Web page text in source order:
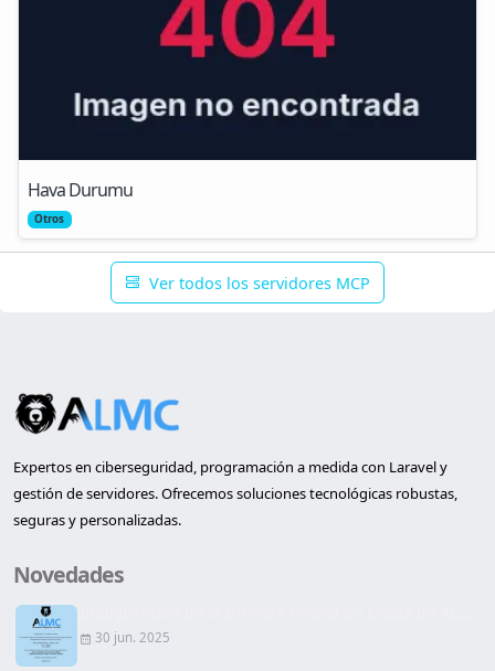
Hava Durumu
Otros
Ver todos los servidores MCP
Expertos en ciberseguridad, programación a medida con Laravel y
gestión de servidores. Ofrecemos soluciones tecnológicas robustas,
seguras y personalizadas.
Novedades
30 jun. 2025